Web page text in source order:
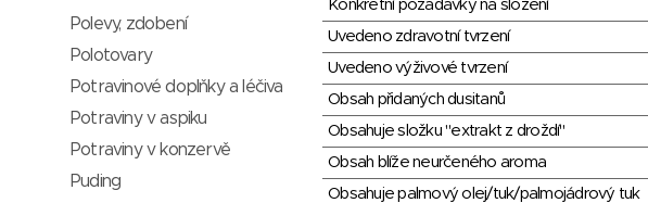
Konkrétní požadavky na složení
Uvedeno zdravotní tvrzení
Uvedeno výživové tvrzení
Obsah přidaných dusitanů
Obsahuje složku "extrakt z droždí"
Obsah blíže neurčeného aroma
Obsahuje palmový olej/tuk/palmojádrový tuk
Polevy, zdobení
Polotovary
Potravinové doplňky a léčiva
Potraviny v aspiku
Potraviny v konzervě
Puding